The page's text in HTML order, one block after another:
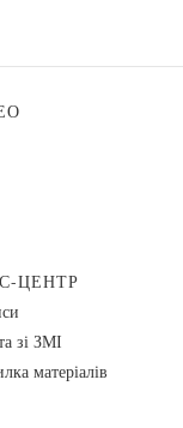
ЦЕНТР
зі ЗМІ
матеріалів